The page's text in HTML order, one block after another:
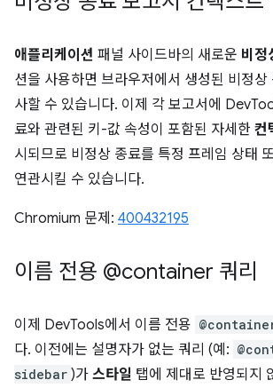
애플리케이션 패널 사이드바의 새로운 비정
션을 사용하면 브라우저에서 생성된 비정상
사할 수 있습니다. 이제 각 보고서에
료와 관련된 키-값 속성이 포함된 자세한 컨
시되므로 비정상 종료를 특정 프레임 상태
연관시킬 수 있습니다.
Chromium 문제: 400432195
이름 전용 @container 쿼리
이제 DevTools에서 이름 전용
다. 이전에는 설명자가 없는 쿼리 (예:
sidebar )가 스타일 탭에 제대로 반영되지